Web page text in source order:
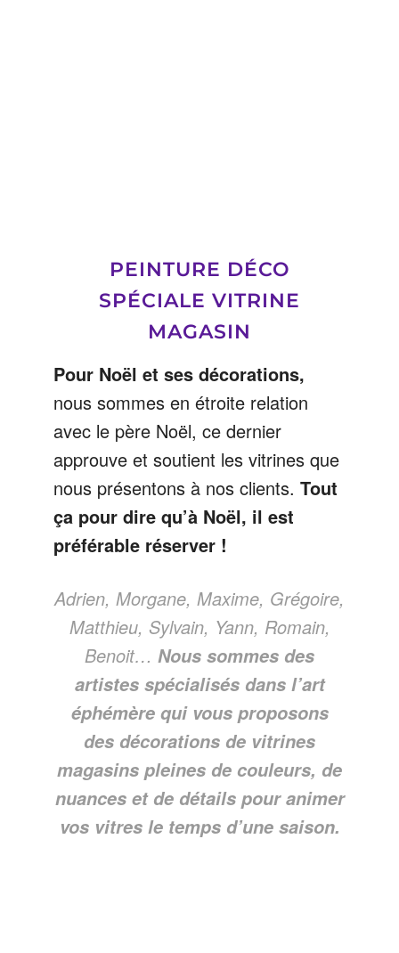
PEINTURE DÉCO
SPÉCIALE VITRINE
MAGASIN
Pour Noël et ses décorations,
nous sommes en étroite relation
avec le père Noël, ce dernier
approuve et soutient les vitrines que
nous présentons à nos clients. Tout
ça pour dire qu’à Noël, il est
préférable réserver !
Adrien, Morgane, Maxime, Grégoire,
Matthieu, Sylvain, Yann, Romain,
Benoit… Nous sommes des
artistes spécialisés dans l’art
éphémère qui vous proposons
des décorations de vitrines
magasins pleines de couleurs, de
nuances et de détails pour animer
vos vitres le temps d’une saison.